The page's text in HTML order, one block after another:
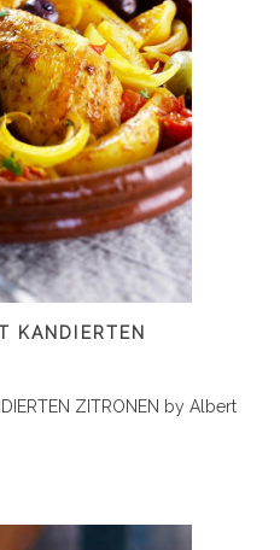
KANDIERTEN
ZITRONEN by Albert